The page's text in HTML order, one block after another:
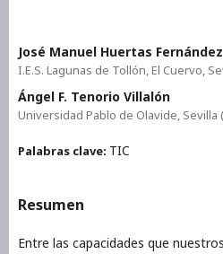
José Manuel Huertas Fernández
I.E.S. Lagunas de Tollón, El Cuervo,
Ángel F. Tenorio Villalón
Universidad Pablo de Olavide, Sevilla
Palabras clave: TIC
Resumen
Entre las capacidades que